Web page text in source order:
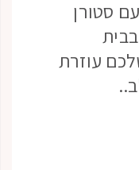
סטורן
עוזרת